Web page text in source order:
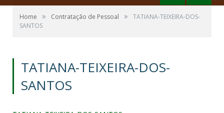
Home » Contratação de Pessoal »
TATIANA-TEIXEIRA-DOS-
SANTOS
TATIANA-TEIXEIRA-DOS-
SANTOS